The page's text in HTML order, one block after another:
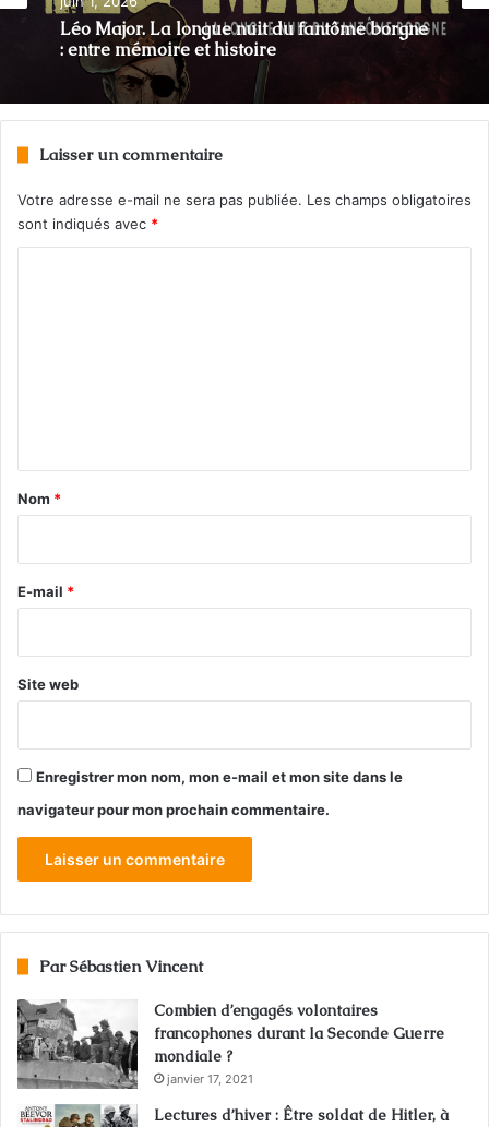
La bibliothèque
juin 1, 2026
: entre mémoire et histoire
«Le Projet N»: quand le Canada préparait la
guerre biologique
Laisser un commentaire
Votre adresse e-mail ne sera pas publiée. Les champs obligatoires
sont indiqués avec *
a
e
Nom *
E-mail *
Site web
Enregistrer mon nom, mon e-mail et mon site dans le
navigateur pour mon prochain commentaire.
Par Sébastien Vincent
Combien d’engagés volontaires
francophones durant la Seconde Guerre
mondiale ?
janvier 17, 2021
Lectures d’hiver : Être soldat de Hitler, à